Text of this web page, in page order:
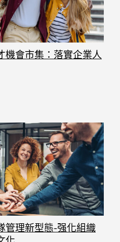
機會市集：落實企業人
管理新型態-强化組織